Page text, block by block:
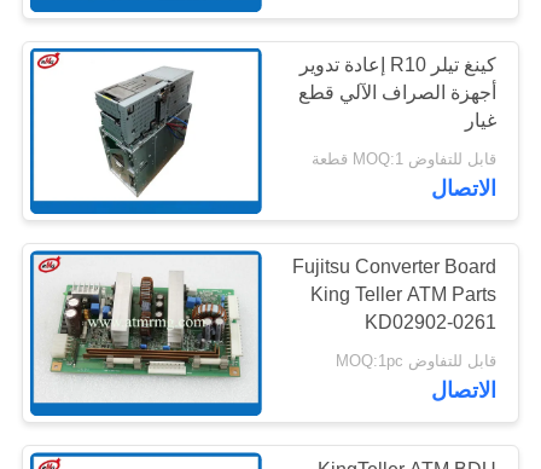
أخبار
القضايا
اطلب
عرض
أسعار
خريطة
الموقع
سياسة
نكر أتم بارتس
1661
أجزاء أجهزة الصراف
217
كينغ تيلر R10 إعادة تدوير
أجهزة الصراف الآلي قطع
غيار
قابل للتفاوض MOQ:1 قطعة
الاتصال
Fujitsu Converter Board
King Teller ATM Parts
KD02902-0261
0090022164 3 months
Warranty
قابل للتفاوض MOQ:1pc
الاتصال